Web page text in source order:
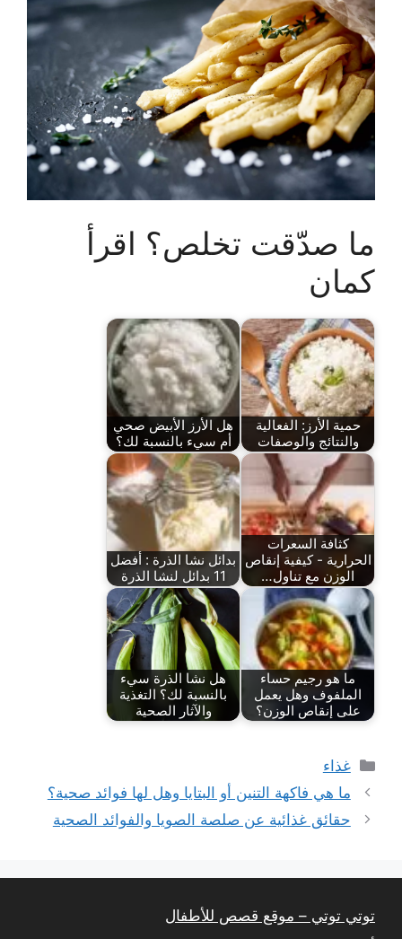
ما صدّقت تخلص؟ اقرأ
كمان
حمية الأرز: الفعالية
والنتائج والوصفات
هل الأرز الأبيض صحي
أم سيء بالنسبة لك؟
كثافة السعرات
الحرارية - كيفية إنقاص
الوزن مع تناول…
بدائل نشا الذرة : أفضل
11 بدائل لنشا الذرة
ما هو رجيم حساء
الملفوف وهل يعمل
على إنقاص الوزن؟
هل نشا الذرة سيء
بالنسبة لك؟ التغذية
والآثار الصحية
التصنيفات
غذاء
ما هي فاكهة التنين أو البتايا وهل لها فوائد صحية؟
حقائق غذائية عن صلصة الصويا والفوائد الصحية
توتي توتي – موقع قصص للأطفال